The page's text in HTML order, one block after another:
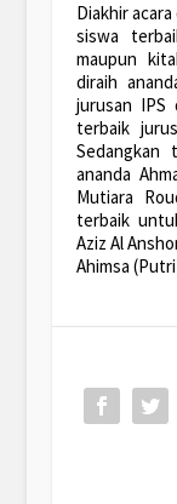
Diakhir
siswa
maupun
diraih
jurusan IPS
terbaik
ananda
Mutiara
terbaik
Aziz Al
Ahimsa